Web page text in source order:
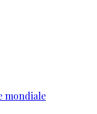
mondiale